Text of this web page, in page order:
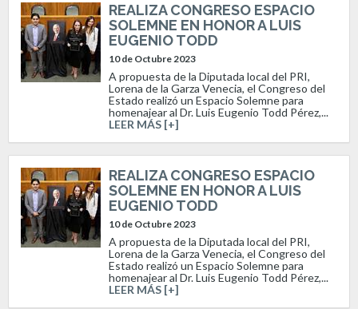
REALIZA CONGRESO ESPACIO
SOLEMNE EN HONOR A LUIS
EUGENIO TODD
10 de Octubre 2023
A propuesta de la Diputada local del PRI,
Lorena de la Garza Venecia, el Congreso del
Estado realizó un Espacio Solemne para
homenajear al Dr. Luis Eugenio Todd Pérez,...
LEER MÁS [+]
REALIZA CONGRESO ESPACIO
SOLEMNE EN HONOR A LUIS
EUGENIO TODD
10 de Octubre 2023
A propuesta de la Diputada local del PRI,
Lorena de la Garza Venecia, el Congreso del
Estado realizó un Espacio Solemne para
homenajear al Dr. Luis Eugenio Todd Pérez,...
LEER MÁS [+]